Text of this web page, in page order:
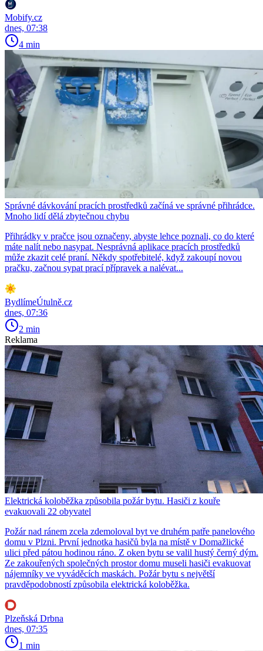
Mobify.cz
dnes, 07:38
4 min
Správné dávkování pracích prostředků začíná ve správné přihrádce.
Mnoho lidí dělá zbytečnou chybu
Přihrádky v pračce jsou označeny, abyste lehce poznali, co do které
máte nalít nebo nasypat. Nesprávná aplikace pracích prostředků
může zkazit celé praní. Někdy spotřebitelé, když zakoupí novou
pračku, začnou sypat prací přípravek a nalévat...
BydlímeÚtulně.cz
dnes, 07:36
2 min
Reklama
Elektrická koloběžka způsobila požár bytu. Hasiči z kouře
evakuovali 22 obyvatel
Požár nad ránem zcela zdemoloval byt ve druhém patře panelového
domu v Plzni. První jednotka hasičů byla na místě v Domažlické
ulici před pátou hodinou ráno. Z oken bytu se valil hustý černý dým.
Ze zakouřených společných prostor domu museli hasiči evakuovat
nájemníky ve vyváděcích maskách. Požár bytu s největší
pravděpodobností způsobila elektrická koloběžka.
Plzeňská Drbna
dnes, 07:35
1 min